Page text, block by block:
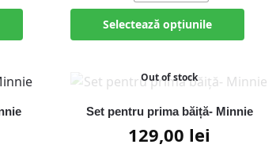
Selectează opțiunile
Out of stock
Set pentru prima băiță- Minnie
129,00 lei